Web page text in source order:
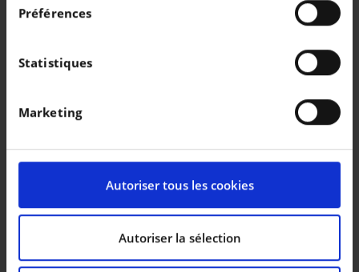
Collecter des informations sur votre localisation
géographique qui peuvent être précises à plusieurs
Identifier votre appareil en l'analysant
spécifiques (empreintes digitales).
Pour en savoir plus sur le traitement de vos données
personnelles et définir vos préférences, reportez-vous
à lasection « Détails ». Vous pouvez modifier ou
retirer votre consentement à tout moment à partir de
Préférences
Statistiques
Marketing
Autoriser tous les cookies
Autoriser la sélection
1.6 Turbo PHEV Elegance S/S
1.6 Turbo PHEV Elegance S/S
9.988 km